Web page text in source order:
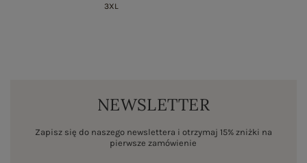
3XL
NEWSLETTER
Zapisz się do naszego newslettera i otrzymaj 15% zniżki na
pierwsze zamówienie